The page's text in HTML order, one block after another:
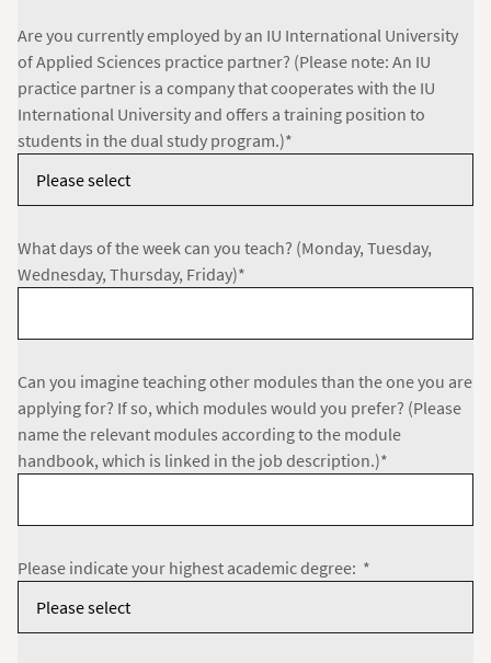
Are you currently employed by an IU International University
of Applied Sciences practice partner? (Please note: An IU
practice partner is a company that cooperates with the IU
International University and offers a training position to
students in the dual study program.)*
What days of the week can you teach? (Monday, Tuesday,
Wednesday, Thursday, Friday)*
Can you imagine teaching other modules than the one you are
applying for? If so, which modules would you prefer? (Please
name the relevant modules according to the module
handbook, which is linked in the job description.)*
Please indicate your highest academic degree: *